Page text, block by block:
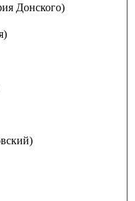
Донского)